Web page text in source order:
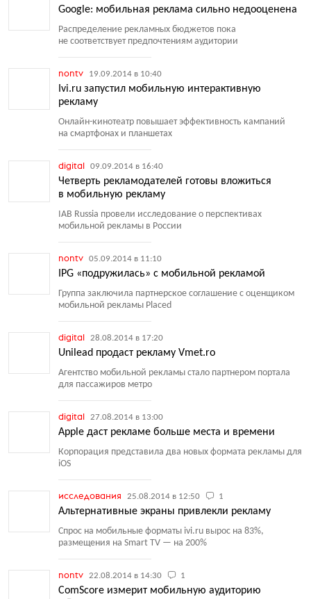
Google: мобильная реклама сильно недооценена
Распределение рекламных бюджетов пока
не соответствует предпочтениям аудитории
nontv 19.09.2014 в 10:40
Ivi.ru запустил мобильную интерактивную
рекламу
Онлайн-кинотеатр повышает эффективность кампаний
на смартфонах и планшетах
digital 09.09.2014 в 16:40
Четверть рекламодателей готовы вложиться
в мобильную рекламу
IAB Russia провели исследование о перспективах
мобильной рекламы в России
nontv 05.09.2014 в 11:10
IPG «подружилась» с мобильной рекламой
Группа заключила партнерское соглашение с оценщиком
мобильной рекламы Placed
digital 28.08.2014 в 17:20
Unilead продаст рекламу Vmet.ro
Агентство мобильной рекламы стало партнером портала
для пассажиров метро
digital 27.08.2014 в 13:00
Apple даст рекламе больше места и времени
Корпорация представила два новых формата рекламы для
iOS
исследования 25.08.2014 в 12:50 1
Альтернативные экраны привлекли рекламу
Спрос на мобильные форматы ivi.ru вырос на 83%,
размещения на Smart TV — на 200%
nontv 22.08.2014 в 14:30 1
ComScore измерит мобильную аудиторию